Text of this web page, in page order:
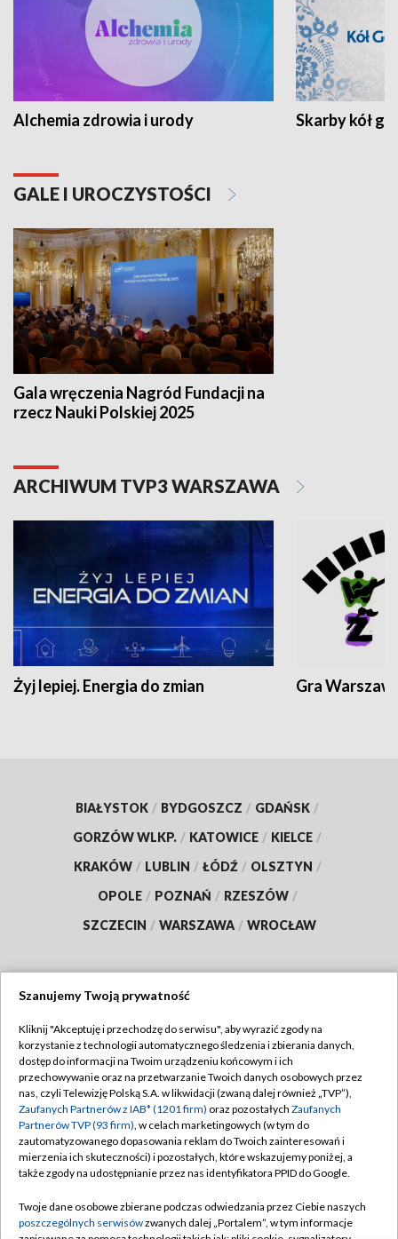
Alchemia zdrowia i urody Skarby kół
GALE I UROCZYSTOŚCI
Gala wręczenia Nagród Fundacji na
rzecz Nauki Polskiej 2025
ARCHIWUM TVP3 WARSZAWA
Żyj lepiej. Energia do zmian Gra
BIAŁYSTOK / BYDGOSZCZ / GDAŃSK /
GORZÓW WLKP. / KATOWICE / KIELCE /
KRAKÓW / LUBLIN / ŁÓDŹ / OLSZTYN /
OPOLE / POZNAŃ / RZESZÓW /
SZCZECIN / WARSZAWA / WROCŁAW
TVP
Abonament TVP
Emisja w TVP
Centrum informacji TVP
Naziemna Telewizja Cyfrowa
Rada Programowa
Regulamin TVP
Polityka prywatności
Moje zgody
Pomoc
Kontakt
Szanujemy Twoją prywatność
Kliknij "Akceptuję i przechodzę do serwisu", aby wyrazić zgody na
korzystanie z technologii automatycznego śledzenia i zbierania danych,
dostęp do informacji na Twoim urządzeniu końcowym i ich
przechowywanie oraz na przetwarzanie Twoich danych osobowych przez
nas, czyli Telewizję Polską S.A. w likwidacji (zwaną dalej również „TVP”),
Zaufanych Partnerów z IAB* (1201 firm) oraz pozostałych Zaufanych
Partnerów TVP (93 firm), w celach marketingowych (w tym do
zautomatyzowanego dopasowania reklam do Twoich zainteresowań i
mierzenia ich skuteczności) i pozostałych, które wskazujemy poniżej, a
także zgody na udostępnianie przez nas identyfikatora PPID do Google.
Twoje dane osobowe zbierane podczas odwiedzania przez Ciebie naszych
poszczególnych serwisówzwanych dalej „Portalem”, w tym informacje